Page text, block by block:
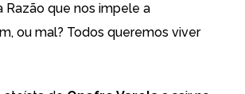
Razão que nos impele a
ou mal? Todos queremos viver